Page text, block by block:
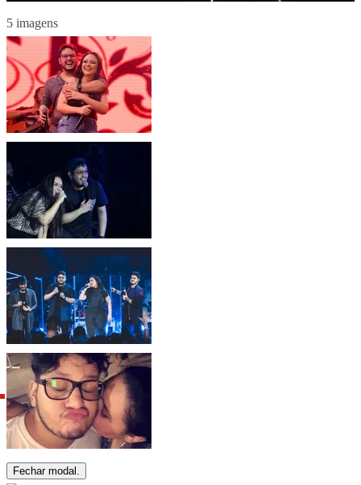
5 imagens
Fechar modal.